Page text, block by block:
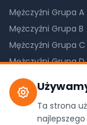
Ta strona
Mężczyźni Grupa A
Mężczyźni Grupa B
Mężczyźni Grupa C
Mężczyźni Grupa D
Kobiety Grupa A
Kobiety Grupa B
Kobiety Grupa C